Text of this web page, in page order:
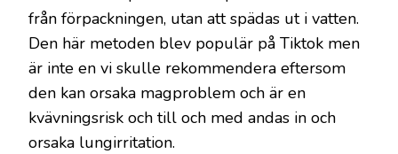
från förpackningen, utan att spädas ut i vatten.
Den här metoden blev populär på Tiktok men
är inte en vi skulle rekommendera eftersom
den kan orsaka magproblem och är en
kvävningsrisk och till och med andas in och
orsaka lungirritation.